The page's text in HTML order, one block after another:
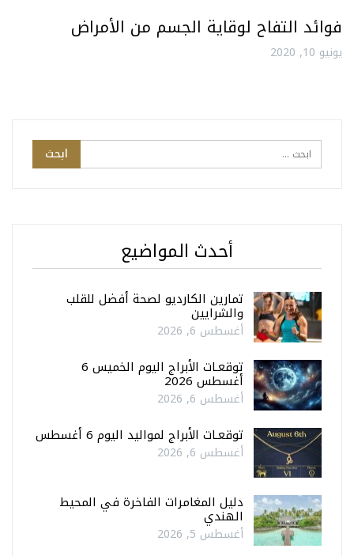
فوائد التفاح لوقاية الجسم من الأمراض
يونيو 10, 2020
أحدث المواضيع
تمارين الكارديو لصحة أفضل للقلب
والشرايين
أغسطس 6, 2026
توقعـات الأبراج اليوم الخميس 6
أغسطس 2026
أغسطس 6, 2026
توقعـات الأبراج لمواليد اليوم 6 أغسطس
أغسطس 6, 2026
دليل المغامرات الفاخرة في المحيط
الهندي
أغسطس 5, 2026